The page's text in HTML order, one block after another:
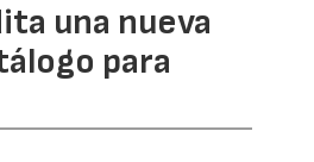
una nueva
para